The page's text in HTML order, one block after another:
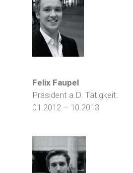
Felix Faupel
Präsident a.D. Tätigkeit:
01.2012 – 10.2013